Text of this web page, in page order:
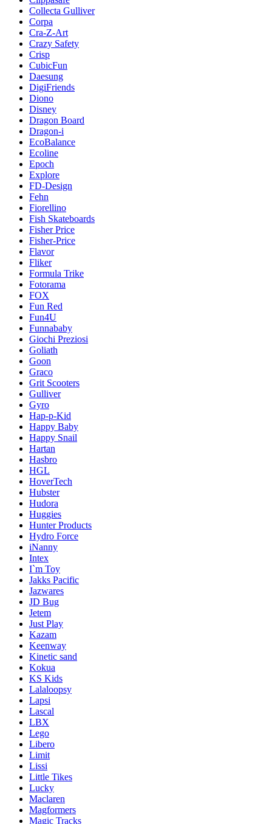
Collecta Gulliver
Corpa
Cra-Z-Art
Crazy Safety
Crisp
CubicFun
Daesung
DigiFriends
Diono
Disney
Dragon Board
Dragon-i
EcoBalance
Ecoline
Epoch
Explore
FD-Design
Fehn
Fiorellino
Fish Skateboards
Fisher Price
Fisher-Price
Flavor
Fliker
Formula Trike
Fotorama
FOX
Fun Red
Fun4U
Funnababy
Giochi Preziosi
Goliath
Goon
Graco
Grit Scooters
Gulliver
Gyro
Hap-p-Kid
Happy Baby
Happy Snail
Hartan
Hasbro
HGL
HoverTech
Hubster
Hudora
Huggies
Hunter Products
Hydro Force
iNanny
Intex
I`m Toy
Jakks Pacific
Jazwares
JD Bug
Jetem
Just Play
Kazam
Keenway
Kinetic sand
Kokua
KS Kids
Lalaloopsy
Lapsi
Lascal
LBX
Lego
Libero
Limit
Lissi
Little Tikes
Lucky
Maclaren
Magformers
Magic Tracks